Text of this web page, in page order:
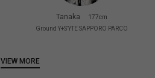
Tanaka
177cm
Ground Y+S’YTE SAPPORO PARCO
VIEW MORE